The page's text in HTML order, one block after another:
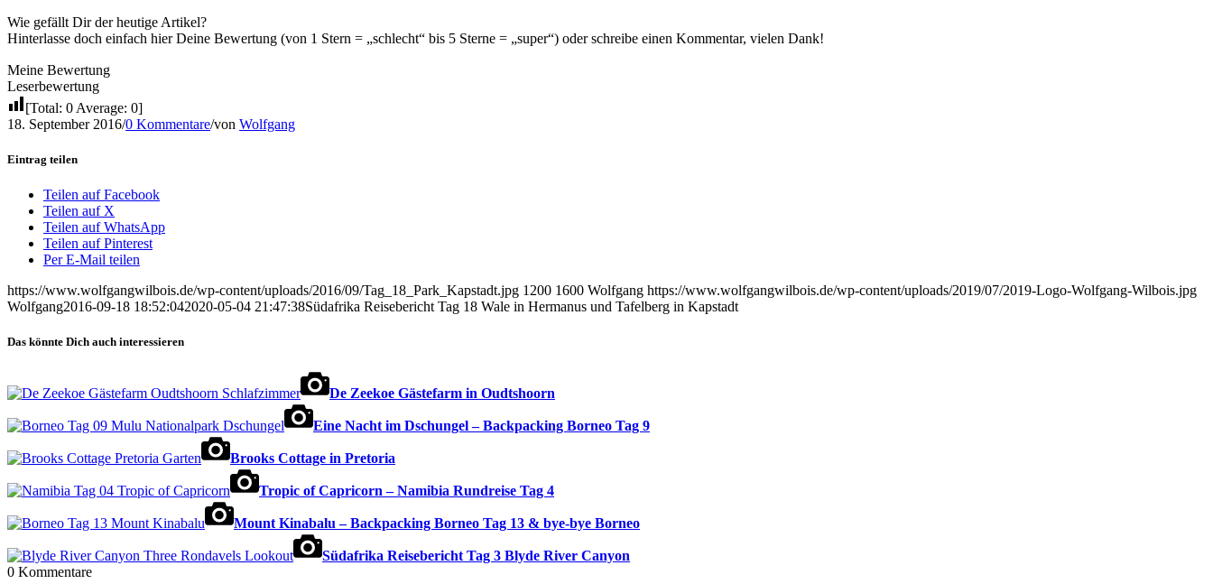
Wie gefällt Dir der heutige Artikel?
Hinterlasse doch einfach hier Deine Bewertung (von 1 Stern = „schlecht“ bis 5 Sterne = „super“) oder schreibe einen Kommentar, vielen Dank!
Meine Bewertung
Leserbewertung
[Total: 0 Average: 0]
18. September 2016/0 Kommentare/von Wolfgang
Eintrag teilen
Teilen auf Facebook
Teilen auf X
Teilen auf WhatsApp
Teilen auf Pinterest
Per E-Mail teilen
https://www.wolfgangwilbois.de/wp-content/uploads/2016/09/Tag_18_Park_Kapstadt.jpg 1200 1600 Wolfgang https://www.wolfgangwilbois.de/wp-content/uploads/2019/07/2019-Logo-Wolfgang-Wilbois.jpg
Wolfgang2016-09-18 18:52:042020-05-04 21:47:38Südafrika Reisebericht Tag 18 Wale in Hermanus und Tafelberg in Kapstadt
Das könnte Dich auch interessieren
De Zeekoe Gästefarm in Oudtshoorn
Eine Nacht im Dschungel – Backpacking Borneo Tag 9
Brooks Cottage in Pretoria
Tropic of Capricorn – Namibia Rundreise Tag 4
Mount Kinabalu – Backpacking Borneo Tag 13 & bye-bye Borneo
Südafrika Reisebericht Tag 3 Blyde River Canyon
0 Kommentare